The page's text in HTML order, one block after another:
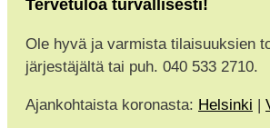
Tervetuloa turvallisesti!
Ole hyvä ja varmista tilaisuuksien
järjestäjältä tai puh. 040 533 2710.
Ajankohtaista koronasta: Helsinki |